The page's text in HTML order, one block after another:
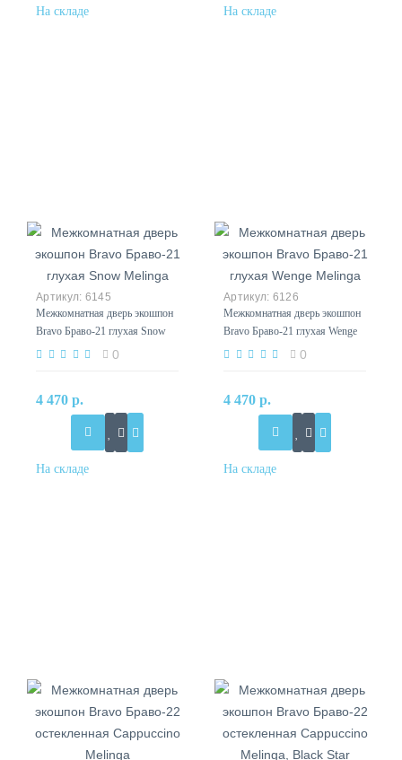
6145
Межкомнатная дверь экошпон
Bravo Браво-21 глухая Snow
Melinga
0
4 470 р.
6126
Межкомнатная дверь экошпон
Bravo Браво-21 глухая Wenge
Melinga
0
4 470 р.